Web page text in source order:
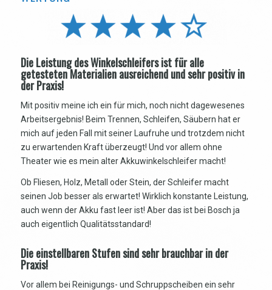
Die Leistung des Winkelschleifers ist für alle
getesteten Materialien ausreichend und sehr positiv in
der Praxis!
Mit positiv meine ich ein für mich, noch nicht dagewesenes
Arbeitsergebnis! Beim Trennen, Schleifen, Säubern hat er
mich auf jeden Fall mit seiner Laufruhe und trotzdem nicht
zu erwartenden Kraft überzeugt! Und vor allem ohne
Theater wie es mein alter Akkuwinkelschleifer macht!
Ob Fliesen, Holz, Metall oder Stein, der Schleifer macht
seinen Job besser als erwartet! Wirklich konstante Leistung,
auch wenn der Akku fast leer ist! Aber das ist bei Bosch ja
auch eigentlich Qualitätsstandard!
Die einstellbaren Stufen sind sehr brauchbar in der
Praxis!
Vor allem bei Reinigungs- und Schruppscheiben ein sehr